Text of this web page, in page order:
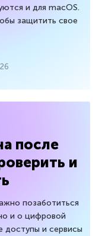
и для macOS.
защитить свое
после
и
позаботиться
и о цифровой
доступы и сервисы